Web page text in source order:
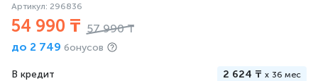
Артикул: 296836
54 990 ₸ 57 990 ₸
до 2 749 бонусов
В кредит 2 624 ₸ x 36 мес